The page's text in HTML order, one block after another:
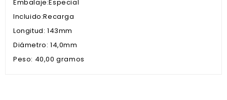
Embalaje:Especial
Incluido:Recarga
Longitud: 143mm
Diámetro: 14,0mm
Peso: 40,00 gramos